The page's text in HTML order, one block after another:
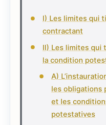
I) Les limites qui
contractant
II) Les limites qui
la condition
A)
les obligations
et les
potestatives